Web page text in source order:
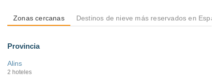
Zonas cercanas Destinos de nieve más reservados en
Provincia
Alins
2 hoteles